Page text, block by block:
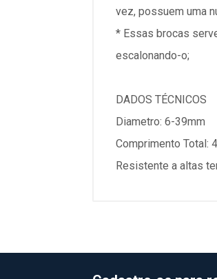
vez, possuem uma
* Essas brocas
escalonando-o;
DADOS TÉCNICOS
Diametro: 6-39mm
Comprimento Total:
Resistente a altas